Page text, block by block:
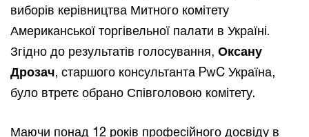
виборів керівництва Митного комітету
Американської торгівельної палати в Україні.
Згідно до результатів голосування, Оксану
Дрозач, старшого консультанта PwC Україна,
було втретє обрано Співголовою комітету.
Маючи понад 12 років професійного досвіду в